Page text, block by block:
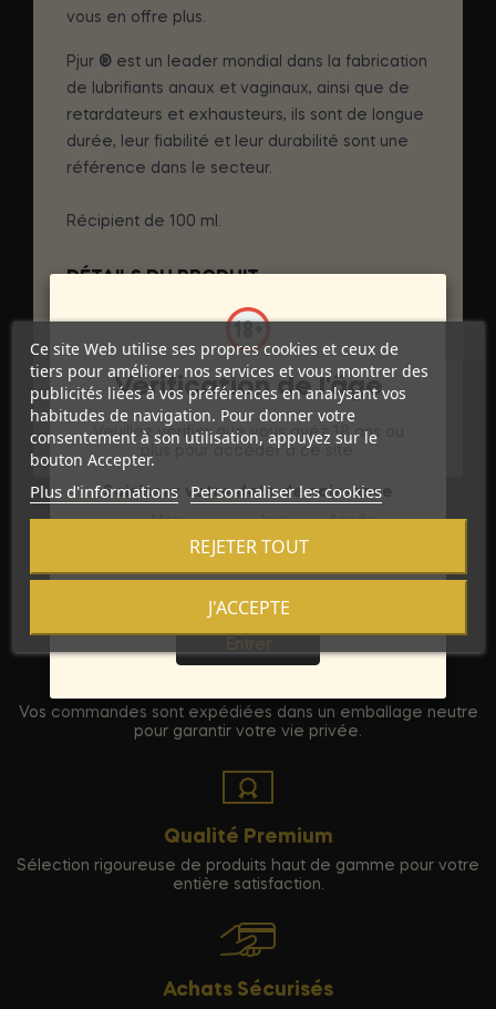
vous en offre plus.
Pjur ® est un leader mondial dans la fabrication
de lubrifiants anaux et vaginaux, ainsi que de
retardateurs et exhausteurs, ils sont de longue
durée, leur fiabilité et leur durabilité sont une
référence dans le secteur.
Récipient de 100 ml.
DÉTAILS DU PRODUIT
Référence D-230680
Références spécifiques
Vos commandes sont expédiées dans un emballage neutre
pour garantir votre vie privée.
Qualité Premium
Sélection rigoureuse de produits haut de gamme pour votre
entière satisfaction.
Achats Sécurisés
Ce site Web utilise ses propres cookies et ceux de
tiers pour améliorer nos services et vous montrer des
publicités liées à vos préférences en analysant vos
habitudes de navigation. Pour donner votre
consentement à son utilisation, appuyez sur le
bouton Accepter.
Plus d'informations Personnaliser les cookies
REJETER TOUT
J'ACCEPTE
Vérification de l'âge
Veuillez vérifier que vous avez 18 ans ou
plus pour accéder à ce site.
Saisissez votre date de naissance
Mois
Jour Année
Sortie